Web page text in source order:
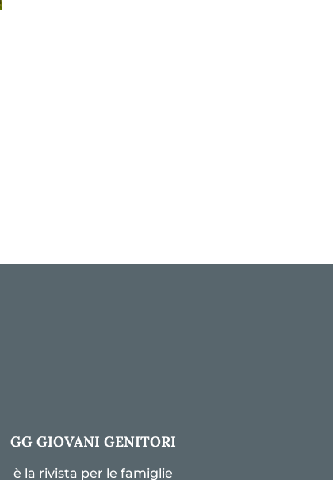
GG GIOVANI GENITORI
è la rivista per le famiglie